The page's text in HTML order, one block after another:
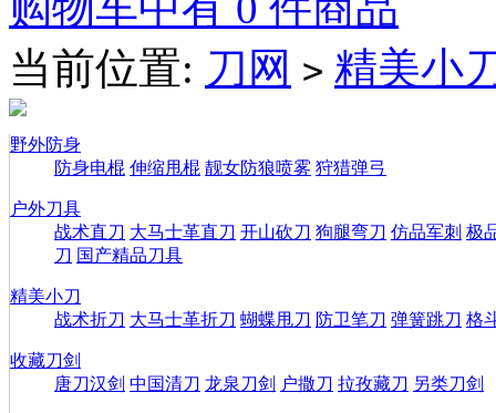
当前位置: 刀网 > 精美小
野外防身
防身电棍 伸缩甩棍 靓女防狼喷雾 狩猎弹弓
户外刀具
战术直刀 大马士革直刀 开山砍刀 狗腿弯刀 仿品军刺 极
刀 国产精品刀具
精美小刀
战术折刀 大马士革折刀 蝴蝶甩刀 防卫笔刀 弹簧跳刀 格
收藏刀剑
唐刀汉剑 中国清刀 龙泉刀剑 户撒刀 拉孜藏刀 另类刀剑